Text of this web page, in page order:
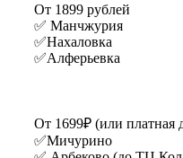
От 1899 рублей
✅ Манчжурия
✅Нахаловка
✅Алферьевка
От 1699₽ (или платная
✅Мичурино